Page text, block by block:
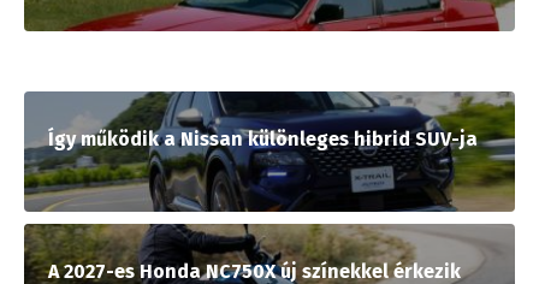
Így működik a Nissan különleges hibrid SUV-ja
A 2027-es Honda NC750X új színekkel érkezik